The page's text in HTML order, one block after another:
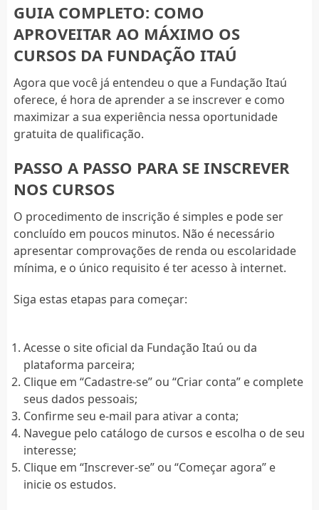
GUIA COMPLETO: COMO
APROVEITAR AO MÁXIMO OS
CURSOS DA FUNDAÇÃO ITAÚ
Agora que você já entendeu o que a Fundação Itaú
oferece, é hora de aprender a se inscrever e como
maximizar a sua experiência nessa oportunidade
gratuita de qualificação.
PASSO A PASSO PARA SE INSCREVER
NOS CURSOS
O procedimento de inscrição é simples e pode ser
concluído em poucos minutos. Não é necessário
apresentar comprovações de renda ou escolaridade
mínima, e o único requisito é ter acesso à internet.
Siga estas etapas para começar:
Acesse o site oficial da Fundação Itaú ou da
plataforma parceira;
Clique em “Cadastre-se” ou “Criar conta” e complete
seus dados pessoais;
Confirme seu e-mail para ativar a conta;
Navegue pelo catálogo de cursos e escolha o de seu
interesse;
Clique em “Inscrever-se” ou “Começar agora” e
inicie os estudos.